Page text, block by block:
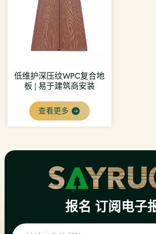
低维护深压纹WPC复合地
板 | 易于建筑商安装
查看更多
报名 订阅电子